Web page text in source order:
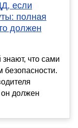
если
полная
должен
что сами
безопасности.
он должен